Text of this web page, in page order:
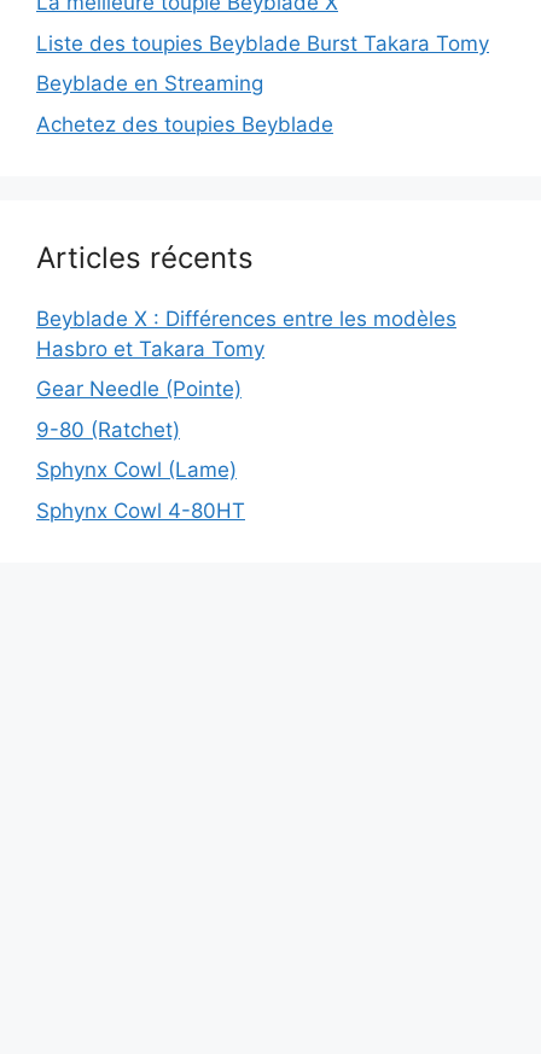
Liste des toupies Beyblade Burst Takara Tomy
Beyblade en Streaming
Achetez des toupies Beyblade
Articles récents
Beyblade X : Différences entre les modèles
Hasbro et Takara Tomy
Gear Needle (Pointe)
9-80 (Ratchet)
Sphynx Cowl (Lame)
Sphynx Cowl 4-80HT